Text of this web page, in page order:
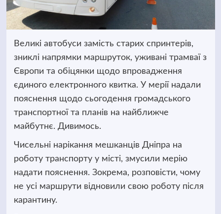
Великі автобуси замість старих спринтерів,
зниклі напрямки маршруток, уживані трамваї з
Європи та обіцянки щодо впровадження
єдиного електронного квитка. У мерії надали
пояснення щодо сьогодення громадського
транспортної та планів на найближче
майбутнє. Дивимось.
Чисельні нарікання мешканців Дніпра на
роботу транспорту у місті, змусили мерію
надати пояснення. Зокрема, розповісти, чому
не усі маршрути відновили свою роботу після
карантину.